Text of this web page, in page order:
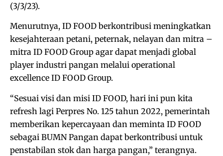
(3/3/23).
Menurutnya, ID FOOD berkontribusi meningkatkan
kesejahteraan petani, peternak, nelayan dan mitra –
mitra ID FOOD Group agar dapat menjadi global
player industri pangan melalui operational
excellence ID FOOD Group.
“Sesuai visi dan misi ID FOOD, hari ini pun kita
refresh lagi Perpres No. 125 tahun 2022, pemerintah
memberikan kepercayaan dan meminta ID FOOD
sebagai BUMN Pangan dapat berkontribusi untuk
penstabilan stok dan harga pangan,” terangnya.